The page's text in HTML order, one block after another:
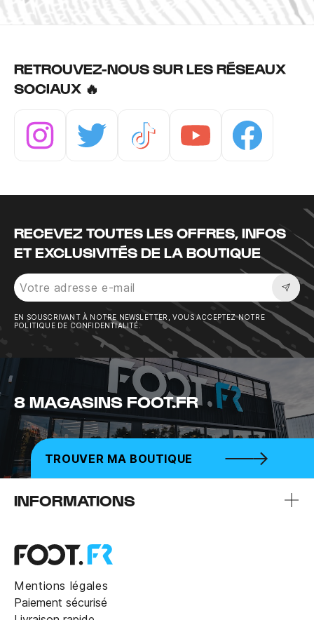
RETROUVEZ-NOUS SUR LES RÉSEAUX
SOCIAUX 🔥
RECEVEZ TOUTES LES OFFRES, INFOS
ET EXCLUSIVITÉS DE LA BOUTIQUE
EN SOUSCRIVANT À NOTRE NEWSLETTER, VOUS ACCEPTEZ NOTRE
POLITIQUE DE CONFIDENTIALITÉ.
8 MAGASINS FOOT.FR
TROUVER MA BOUTIQUE
INFORMATIONS
Mentions légales
Paiement sécurisé